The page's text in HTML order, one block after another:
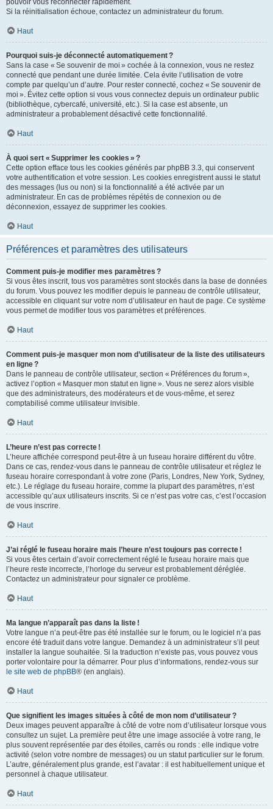
pouvoir vous reconnecter rapidement.
Si la réinitialisation échoue, contactez un administrateur du forum.
Haut
Pourquoi suis-je déconnecté automatiquement ?
Sans la case « Se souvenir de moi » cochée à la connexion, vous ne restez
connecté que pendant une durée limitée. Cela évite l’utilisation de votre
compte par quelqu’un d’autre. Pour rester connecté, cochez « Se souvenir de
moi ». Évitez cette option si vous vous connectez depuis un ordinateur public
(bibliothèque, cybercafé, université, etc.). Si la case est absente, un
administrateur a probablement désactivé cette fonctionnalité.
Haut
À quoi sert « Supprimer les cookies » ?
Cette option efface tous les cookies générés par phpBB 3.3, qui conservent
votre authentification et votre session. Les cookies enregistrent aussi le statut
des messages (lus ou non) si la fonctionnalité a été activée par un
administrateur. En cas de problèmes répétés de connexion ou de
déconnexion, essayez de supprimer les cookies.
Haut
Préférences et paramètres des utilisateurs
Comment puis-je modifier mes paramètres ?
Si vous êtes inscrit, tous vos paramètres sont stockés dans la base de données
du forum. Vous pouvez les modifier depuis le panneau de contrôle utilisateur,
accessible en cliquant sur votre nom d’utilisateur en haut de page. Ce système
vous permet de modifier tous vos paramètres et préférences.
Haut
Comment puis-je masquer mon nom d’utilisateur de la liste des utilisateurs
en ligne ?
Dans le panneau de contrôle utilisateur, section « Préférences du forum »,
activez l’option « Masquer mon statut en ligne ». Vous ne serez alors visible
que des administrateurs, des modérateurs et de vous-même, et serez
comptabilisé comme utilisateur invisible.
Haut
L’heure n’est pas correcte !
L’heure affichée correspond peut-être à un fuseau horaire différent du vôtre.
Dans ce cas, rendez-vous dans le panneau de contrôle utilisateur et réglez le
fuseau horaire correspondant à votre zone (Paris, Londres, New York, Sydney,
etc.). Le réglage du fuseau horaire, comme la plupart des paramètres, n’est
accessible qu’aux utilisateurs inscrits. Si ce n’est pas votre cas, c’est l’occasion
de vous inscrire.
Haut
J’ai réglé le fuseau horaire mais l’heure n’est toujours pas correcte !
Si vous êtes certain d’avoir correctement réglé le fuseau horaire mais que
l’heure reste incorrecte, l’horloge du serveur est probablement déréglée.
Contactez un administrateur pour signaler ce problème.
Haut
Ma langue n’apparaît pas dans la liste !
Votre langue n’a peut-être pas été installée sur le forum, ou le logiciel n’a pas
encore été traduit dans votre langue. Demandez à un administrateur s’il peut
installer la langue souhaitée. Si la traduction n’existe pas, vous pouvez vous
porter volontaire pour la démarrer. Pour plus d’informations, rendez-vous sur
le site web de phpBB® (en anglais).
Haut
Que signifient les images situées à côté de mon nom d’utilisateur ?
Deux images peuvent apparaître à côté de votre nom d’utilisateur lorsque vous
consultez un sujet. La première peut être une image associée à votre rang, le
plus souvent représentée par des étoiles, carrés ou ronds : elle indique votre
activité (selon votre nombre de messages) ou un statut particulier sur le forum.
L’autre, généralement plus grande, est l’avatar : il est habituellement unique et
personnel à chaque utilisateur.
Haut